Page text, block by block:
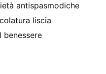
antispasmodiche
liscia